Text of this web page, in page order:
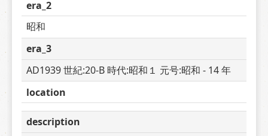
era_2
昭和
era_3
AD1939 世紀:20-B 時代:昭和１ 元号:昭和 - 14 年
location
description